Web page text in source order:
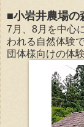
■小岩井農場の
7月、8月を中心
われる自然体験
団体様向けの体